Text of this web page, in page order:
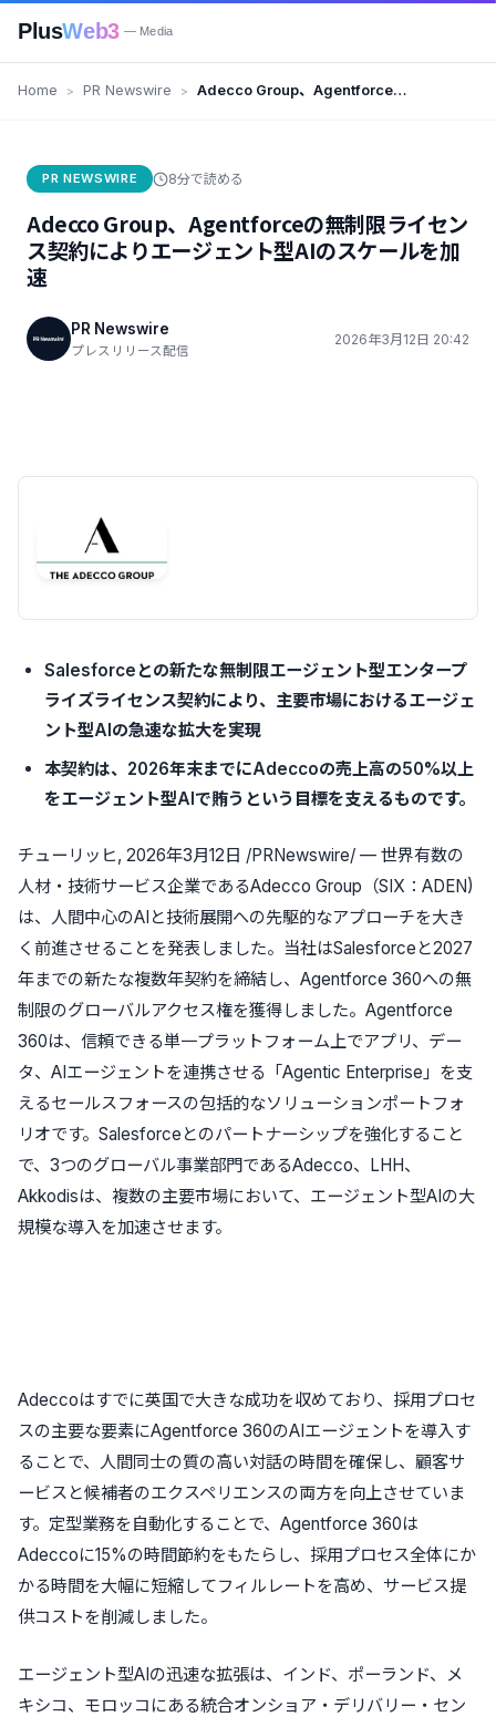
PlusWeb3 — Media
Home PR Newswire
Adecco Group、Agentforceの
PR NEWSWIRE 8分で読める
Adecco Group、Agentforceの無制限ライセン
ス契約によりエージェント型AIのスケールを加
速
PR Newswire
プレスリリース配信
2026年3月12日 20:42
Salesforceとの新たな無制限エージェント型エンタープ
ライズライセンス契約により、主要市場におけるエージェ
ント型AIの急速な拡大を実現
本契約は、2026年末までにAdeccoの売上高の50%以上
をエージェント型AIで賄うという目標を支えるものです。
チューリッヒ, 2026年3月12日 /PRNewswire/ — 世界有数の
人材・技術サービス企業であるAdecco Group（SIX：ADEN)
は、人間中心のAIと技術展開への先駆的なアプローチを大き
く前進させることを発表しました。当社はSalesforceと2027
年までの新たな複数年契約を締結し、Agentforce 360への無
制限のグローバルアクセス権を獲得しました。Agentforce
360は、信頼できる単一プラットフォーム上でアプリ、デー
タ、AIエージェントを連携させる「Agentic Enterprise」を支
えるセールスフォースの包括的なソリューションポートフォ
リオです。Salesforceとのパートナーシップを強化すること
で、3つのグローバル事業部門であるAdecco、LHH、
Akkodisは、複数の主要市場において、エージェント型AIの大
規模な導入を加速させます。
Adeccoはすでに英国で大きな成功を収めており、採用プロセ
スの主要な要素にAgentforce 360のAIエージェントを導入す
ることで、人間同士の質の高い対話の時間を確保し、顧客サ
ービスと候補者のエクスペリエンスの両方を向上させていま
す。定型業務を自動化することで、Agentforce 360は
Adeccoに15%の時間節約をもたらし、採用プロセス全体にか
かる時間を大幅に短縮してフィルレートを高め、サービス提
供コストを削減しました。
エージェント型AIの迅速な拡張は、インド、ポーランド、メ
キシコ、モロッコにある統合オンショア・デリバリー・セン